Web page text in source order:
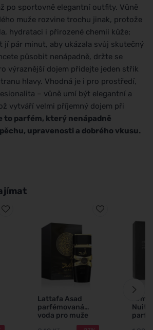
po sportovně elegantní outfity. Vůně
muže rozvine trochu jinak, protože
hydrataci i přirozené chemii kůže;
pár minut, aby ukázala svůj skutečný
působit nenápadně, držte se
výraznější dojem přidejte jeden střik
hlavy. Vhodná je i pro prostředí,
– vůně umí být elegantní a
vytváří velmi příjemný dojem při
to parfém, který nenápadně
upravenosti a dobrého vkusu.
Lattafa Asad
parfémovaná
voda pro muže
Nuit